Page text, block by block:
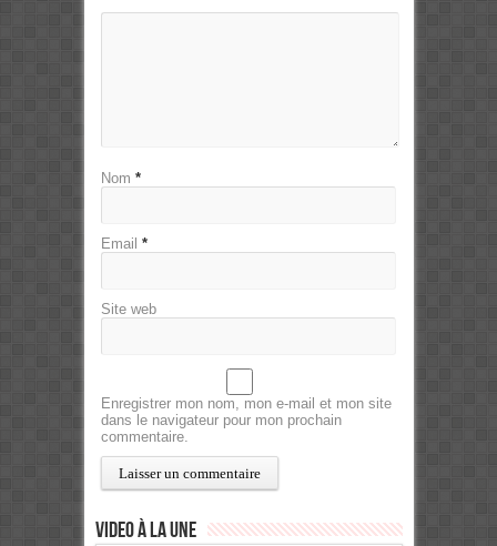
Nom *
Email *
Site web
Enregistrer mon nom, mon e-mail et mon site
dans le navigateur pour mon prochain
commentaire.
Video à la Une